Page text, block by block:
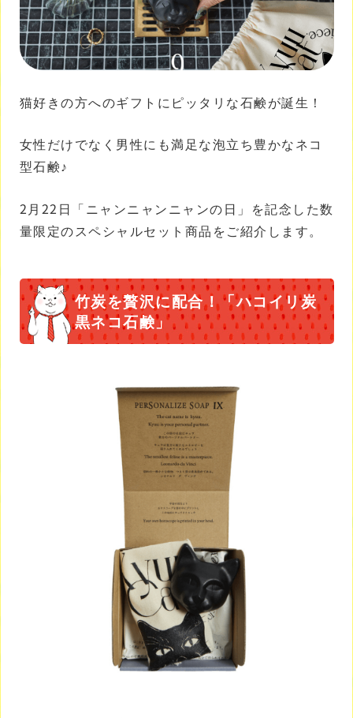
猫好きの方へのギフトにピッタリな石鹸が誕生！
女性だけでなく男性にも満足な泡立ち豊かなネコ
型石鹸♪
2月22日「ニャンニャンニャンの日」を記念した数
量限定のスペシャルセット商品をご紹介します。
竹炭を贅沢に配合！「ハコイリ炭
黒ネコ石鹸」